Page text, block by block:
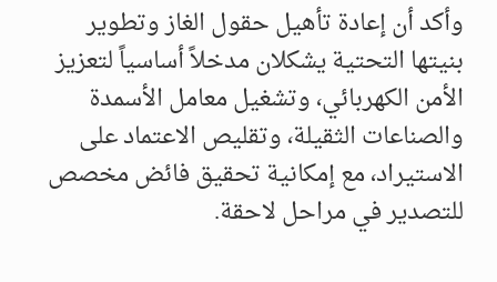
وأكد أن إعادة تأهيل حقول الغاز وتطوير
بنيتها التحتية يشكلان مدخلاً أساسياً لتعزيز
الأمن الكهربائي، وتشغيل معامل الأسمدة
والصناعات الثقيلة، وتقليص الاعتماد على
الاستيراد، مع إمكانية تحقيق فائض مخصص
للتصدير في مراحل لاحقة.